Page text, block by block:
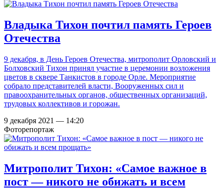
Владыка Тихон почтил память Героев
Отечества
9 декабря, в День Героев Отечества, митрополит Орловский и
Болховский Тихон принял участие в церемонии возложения
цветов в сквере Танкистов в городе Орле. Мероприятие
собрало представителей власти, Вооруженных сил и
правоохранительных органов, общественных организаций,
трудовых коллективов и горожан.
9 декабря 2021 — 14:20
Фоторепортаж
Митрополит Тихон: «Самое важное в
пост — никого не обижать и всем